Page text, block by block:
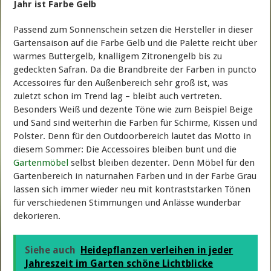
Jahr ist Farbe Gelb
Passend zum Sonnenschein setzen die Hersteller in dieser
Gartensaison auf die Farbe Gelb und die Palette reicht über
warmes Buttergelb, knalligem Zitronengelb bis zu
gedeckten Safran. Da die Brandbreite der Farben in puncto
Accessoires für den Außenbereich sehr groß ist, was
zuletzt schon im Trend lag – bleibt auch vertreten.
Besonders Weiß und dezente Töne wie zum Beispiel Beige
und Sand sind weiterhin die Farben für Schirme, Kissen und
Polster. Denn für den Outdoorbereich lautet das Motto in
diesem Sommer: Die Accessoires bleiben bunt und die
Gartenmöbel selbst bleiben dezenter. Denn Möbel für den
Gartenbereich in naturnahen Farben und in der Farbe Grau
lassen sich immer wieder neu mit kontraststarken Tönen
für verschiedenen Stimmungen und Anlässe wunderbar
dekorieren.
Siehe auch
Heidepflanzen verleihen in jeder
Jahreszeit im Garten schöne Lichtblicke